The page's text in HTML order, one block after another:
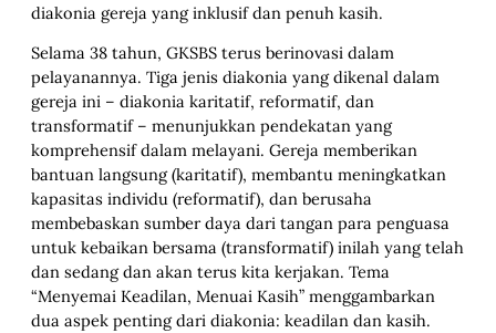
diakonia gereja yang inklusif dan penuh kasih.
Selama 38 tahun, GKSBS terus berinovasi dalam
pelayanannya. Tiga jenis diakonia yang dikenal dalam
gereja ini – diakonia karitatif, reformatif, dan
transformatif – menunjukkan pendekatan yang
komprehensif dalam melayani. Gereja memberikan
bantuan langsung (karitatif), membantu meningkatkan
kapasitas individu (reformatif), dan berusaha
membebaskan sumber daya dari tangan para penguasa
untuk kebaikan bersama (transformatif) inilah yang telah
dan sedang dan akan terus kita kerjakan. Tema
“Menyemai Keadilan, Menuai Kasih” menggambarkan
dua aspek penting dari diakonia: keadilan dan kasih.